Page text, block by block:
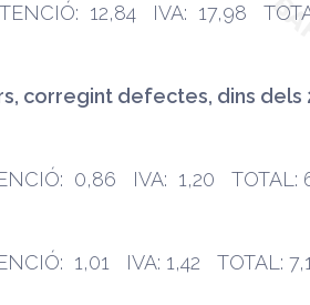
12,84 IVA: 17,98
corregint defectes, dins dels
0,86 IVA: 1,20 TOTAL:
1,01 IVA: 1,42 TOTAL: